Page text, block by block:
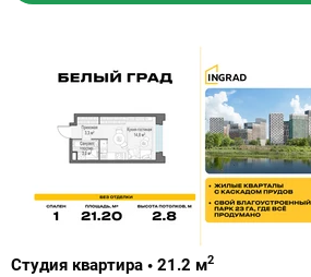
Ссылка
Студия квартира • 21.2 м2